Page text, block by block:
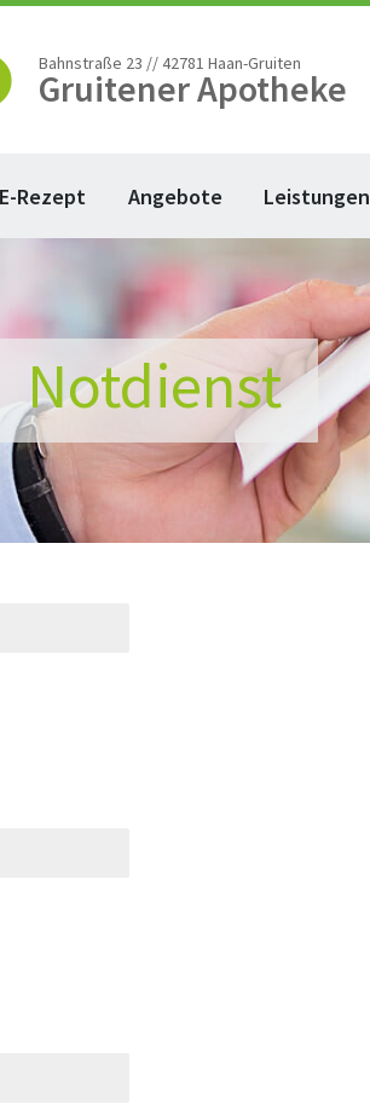
Bahnstraße 23 // 42781 Haan-Gruiten
Gruitener Apotheke
E-Rezept Angebote Leistungen
Notdienst